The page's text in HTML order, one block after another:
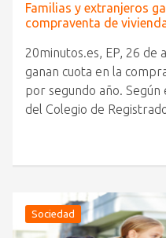
Familias y extranjeros
compraventa de
20minutos.es, EP, 26 de
ganan cuota en la
por segundo año.
del Colegio de
Sociedad